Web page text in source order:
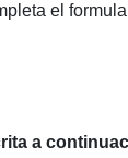
el
a